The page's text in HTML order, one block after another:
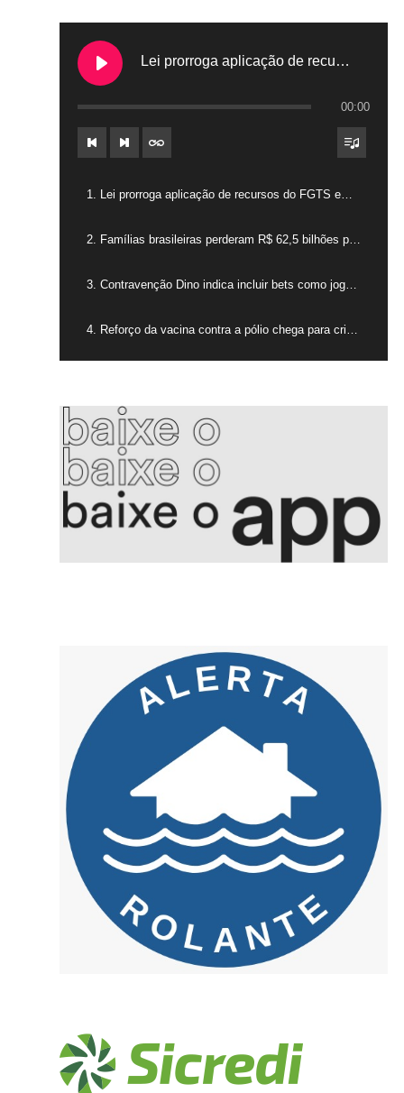
Lei prorroga aplicação de recursos do FGTS em hospitais filantrópicos
00:00
1. Lei prorroga aplicação de recursos do FGTS em hospitais filantrópicos
2. Famílias brasileiras perderam R$ 62,5 bilhões para bets em 2025
3. Contravenção Dino indica incluir bets como jogos de azar